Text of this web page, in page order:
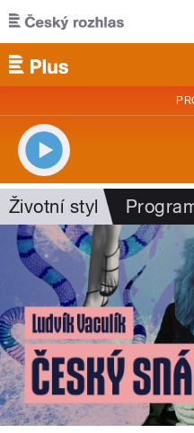
Přejít k hlavnímu obsahu
Životní styl